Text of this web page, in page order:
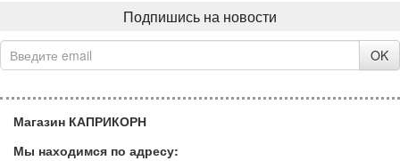
Подпишись на новости
OK
Магазин КАПРИКОРН
Мы находимся по адресу: